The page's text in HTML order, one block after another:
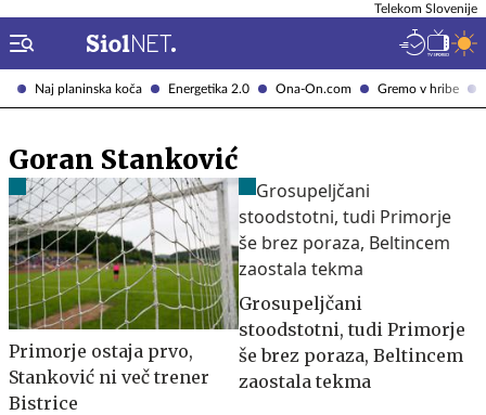
Naj planinska koča Energetika 2.0 Ona-On.com Gremo v hribe
Telekom Slovenije
Goran Stanković
Primorje ostaja prvo,
Stanković ni več trener
Bistrice
Grosupeljčani
stoodstotni, tudi Primorje
še brez poraza, Beltincem
zaostala tekma